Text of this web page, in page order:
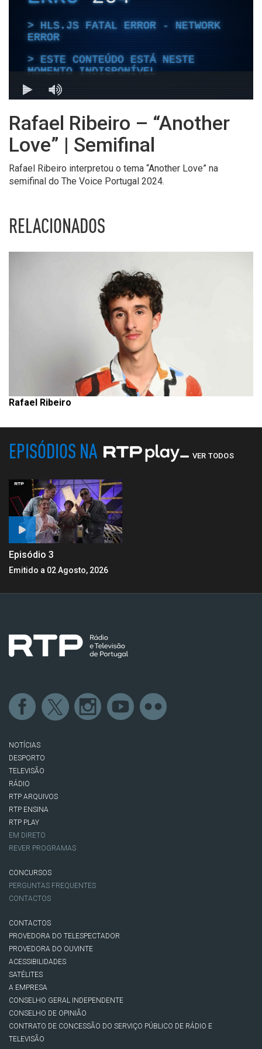
Rafael Ribeiro – “Another
Love” | Semifinal
Rafael Ribeiro interpretou o tema “Another Love” na
semifinal do The Voice Portugal 2024.
RELACIONADOS
Rafael Ribeiro
EPISÓDIOS NA VER TODOS
Episódio 3
Emitido a 02 Agosto, 2026
NOTÍCIAS
DESPORTO
TELEVISÃO
RÁDIO
RTP ARQUIVOS
RTP ENSINA
RTP PLAY
EM DIRETO
REVER PROGRAMAS
CONCURSOS
PERGUNTAS FREQUENTES
CONTACTOS
CONTACTOS
PROVEDORA DO TELESPECTADOR
PROVEDORA DO OUVINTE
ACESSIBILIDADES
SATÉLITES
A EMPRESA
CONSELHO GERAL INDEPENDENTE
CONSELHO DE OPINIÃO
CONTRATO DE CONCESSÃO DO SERVIÇO PÚBLICO DE RÁDIO E
TELEVISÃO